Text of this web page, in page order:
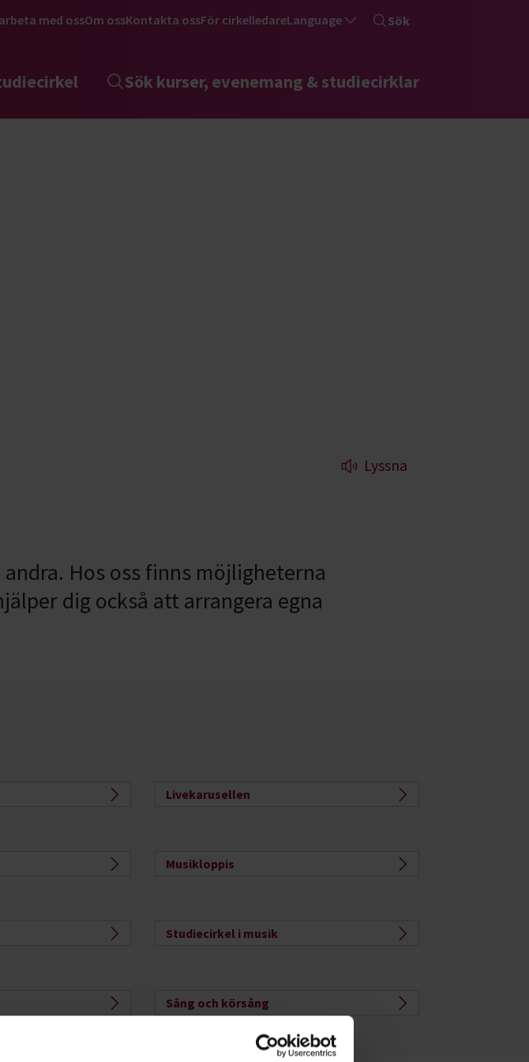
med ossOm ossKontakta ossFör cirkelledareLanguage Sök
Sök kurser, evenemang & studiecirklar
Lyssna
Hos oss finns möjligheterna
dig också att arrangera egna
Livekarusellen
Musikloppis
Studiecirkel i musik
Sång och körsång